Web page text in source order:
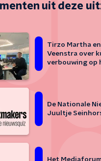
uit deze
Tirzo Martha
Veenstra over
verbouwing op
De Nationale
Juultje
Het